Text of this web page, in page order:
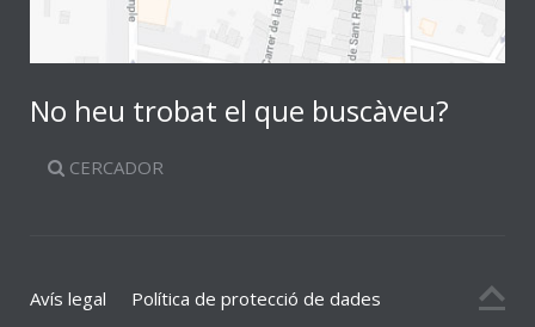
No heu trobat el que buscàveu?
CERCADOR
Avís legal
Política de protecció de dades